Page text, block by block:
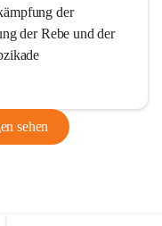
der
der Rebe und der
sehen